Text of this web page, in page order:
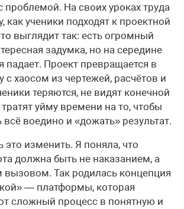
проблемой. На своих уроках труда
как ученики подходят к проектной
выглядит так: есть огромный
задумка, но на середине
падает. Проект превращается в
с хаосом из чертежей, расчётов и
теряются, не видят конечной
тратят уйму времени на то, чтобы
всё воедино и «дожать» результат.
это изменить. Я поняла, что
должна быть не наказанием, а
вызовом. Так родилась концепция
— платформы, которая
сложный процесс в понятную и